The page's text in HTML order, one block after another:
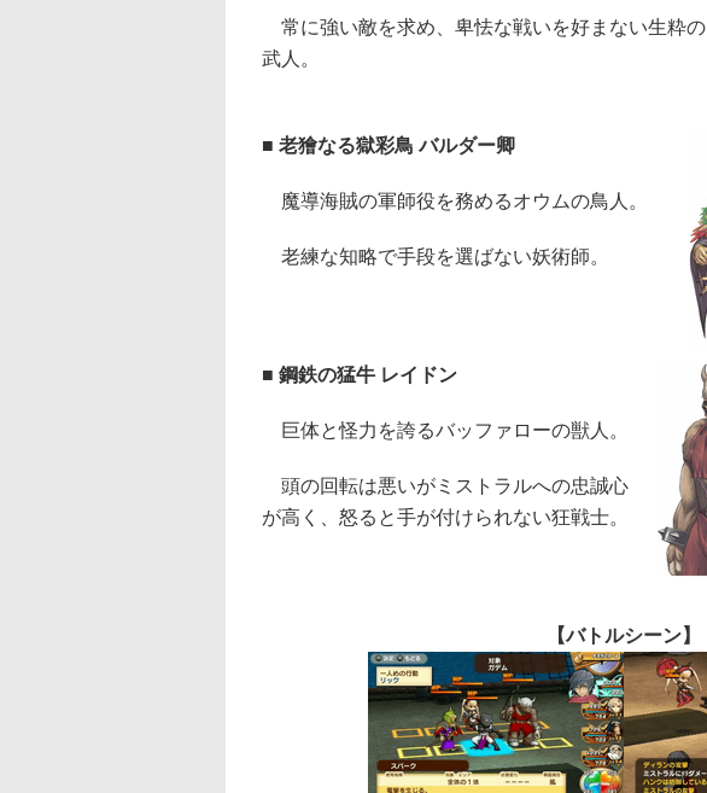
常に強い敵を求め、卑怯な戦いを好まない生粋の
武人。
■ 老獪なる獄彩鳥 バルダー卿
魔導海賊の軍師役を務めるオウムの鳥人。
老練な知略で手段を選ばない妖術師。
■ 鋼鉄の猛牛 レイドン
巨体と怪力を誇るバッファローの獣人。
頭の回転は悪いがミストラルへの忠誠心
が高く、怒ると手が付けられない狂戦士。
【バトルシーン】